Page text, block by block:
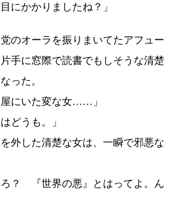
にかかりましたね？」
のオーラを振りまいてたアフュー
手に窓際で読書でもしそうな清楚
った。
屋にいた変な女……」
どうも。」
外した清楚な女は、一瞬で邪悪な
ろ？ 『世界の悪』とはってよ。ん